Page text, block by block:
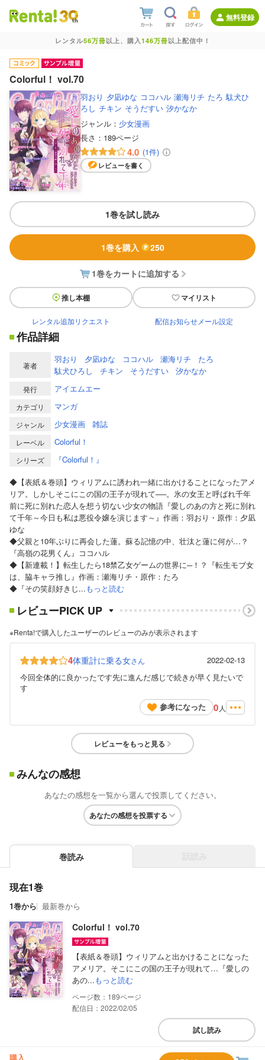
無料登録
レンタル56万冊以上、購入146万冊以上配信中！
Colorful！ vol.70
羽おり 夕凪ゆな ココハル 瀬海リチ たろ 駄犬ひ
ろし チキン そうだすい 汐かなか
ジャンル： 少女漫画
長さ： 189ページ
4.0 (1件)
レビューを書く
1巻を試し読み
1巻を購入 250
1巻をカートに追加する
推し本棚 マイリスト
レンタル追加リクエスト 配信お知らせメール設定
作品詳細
著者
羽おり 夕凪ゆな ココハル 瀬海リチ
たろ
駄犬ひろし
チキン そうだすい 汐かなか
発行 アイエムエー
カテゴリ マンガ
ジャンル 少女漫画 雑誌
レーベル Colorful！
シリーズ
『Colorful！』
◆【表紙＆巻頭】ウィリアムに誘われ一緒に出かけることになったアメ
リア。しかしそこにこの国の王子が現れて──。氷の女王と呼ばれ千年
前に死に別れた恋人を想う切ない少女の物語『愛しのあの方と死に別れ
て千年～今日も私は悪役令嬢を演じます～』作画：羽おり・原作：夕凪
ゆな
◆父親と10年ぶりに再会した蓮。蘇る記憶の中、壮汰と蓮に何が…？
『高嶺の花男くん』ココハル
◆【新連載！】転生したら18禁乙女ゲームの世界に─！？『転生モブ女
は、脇キャラ推し』作画：瀬海リチ・原作：たろ
◆『その笑顔好きじ...もっと読む
レビューPICK UP
※Renta!で購入したユーザーのレビューのみが表示されます
4体重計に乗る女さん
2022-02-13
今回全体的に良かったです先に進んだ感じで続きが早く見たいで
す
参考になった
0 人
レビューをもっと見る
みんなの感想
あなたの感想を一覧から選んで投票してください。
あなたの感想を投票する
巻読み
現在1巻
1巻から 最新巻から
Colorful！ vol.70
【表紙＆巻頭】ウィリアムと出かけることになった
アメリア。そこにこの国の王子が現れて…『愛しの
あの...もっと読む
189
配信日：2022/02/05
試し読み
購入